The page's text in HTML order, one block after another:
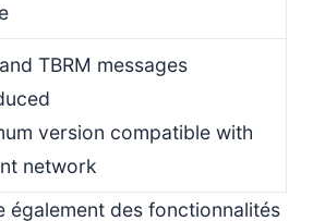
TBRM messages
version compatible with
network
également des fonctionnalités